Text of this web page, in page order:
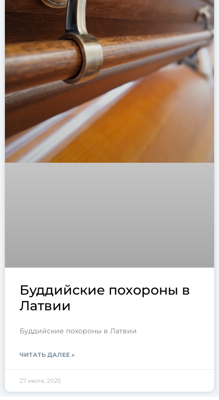
Буддийские похороны в
Латвии
Буддийские похороны в Латвии
ЧИТАТЬ ДАЛЕЕ »
27 июля, 2025